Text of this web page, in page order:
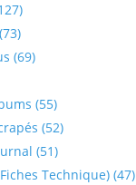
(69)
(55)
(52)
(51)
Technique) (47)